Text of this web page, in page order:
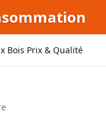
Bois Prix & Qualité